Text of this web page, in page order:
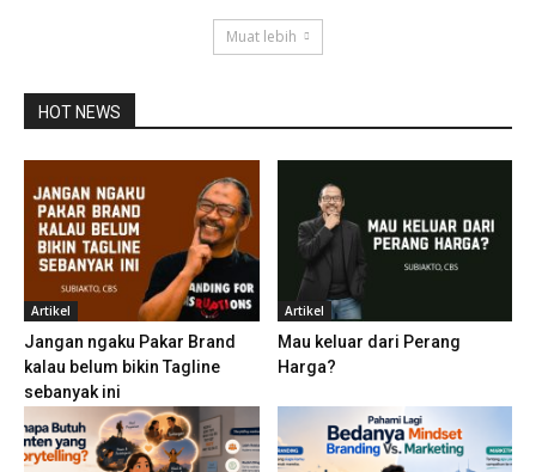
Muat lebih
HOT NEWS
Artikel
Jangan ngaku Pakar Brand
kalau belum bikin Tagline
sebanyak ini
Artikel
Mau keluar dari Perang
Harga?